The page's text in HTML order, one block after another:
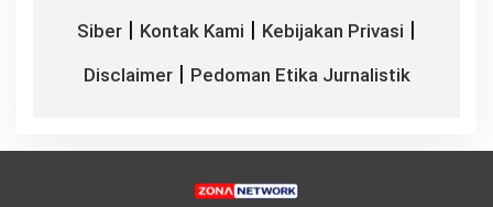
Siber | Kontak Kami | Kebijakan Privasi |
Disclaimer| Pedoman Etika Jurnalistik